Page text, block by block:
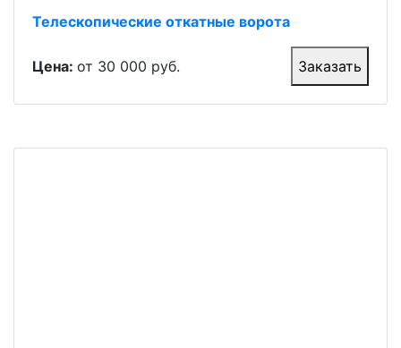
Телескопические откатные ворота
Цена: от 30 000 руб. Заказать